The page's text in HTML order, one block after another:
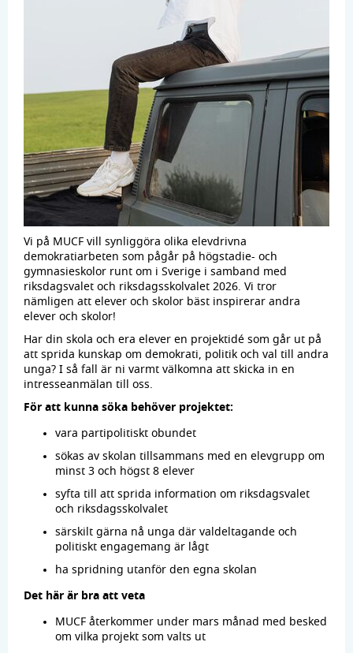
Vi på MUCF vill synliggöra olika elevdrivna
demokratiarbeten som pågår på högstadie- och
gymnasieskolor runt om i Sverige i samband med
riksdagsvalet och riksdagsskolvalet 2026. Vi tror
nämligen att elever och skolor bäst inspirerar andra
elever och skolor!
Har din skola och era elever en projektidé som går ut på
att sprida kunskap om demokrati, politik och val till andra
unga? I så fall är ni varmt välkomna att skicka in en
intresseanmälan till oss.
För att kunna söka behöver projektet:
vara partipolitiskt obundet
sökas av skolan tillsammans med en elevgrupp om
minst 3 och högst 8 elever
syfta till att sprida information om riksdagsvalet
och riksdagsskolvalet
särskilt gärna nå unga där valdeltagande och
politiskt engagemang är lågt
ha spridning utanför den egna skolan
Det här är bra att veta
MUCF återkommer under mars månad med besked
om vilka projekt som valts ut